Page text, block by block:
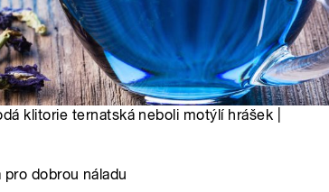
klitorie ternatská neboli motýlí hrášek |
dobrou náladu